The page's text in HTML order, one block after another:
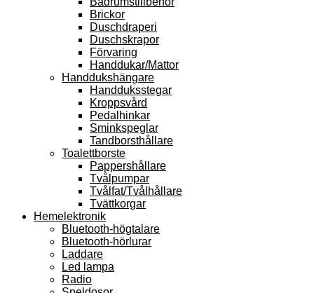
Brickor
Duschdraperi
Duschskrapor
Förvaring
Handdukar/Mattor
Handdukshängare
Handduksstegar
Kroppsvård
Pedalhinkar
Sminkspeglar
Tandborsthållare
Toalettborste
Pappershållare
Tvålpumpar
Tvålfat/Tvålhållare
Tvättkorgar
Hemelektronik
Bluetooth-högtalare
Bluetooth-hörlurar
Laddare
Led lampa
Radio